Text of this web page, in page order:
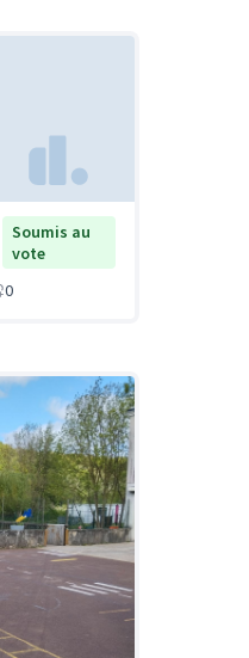
Soumis au
vote
0